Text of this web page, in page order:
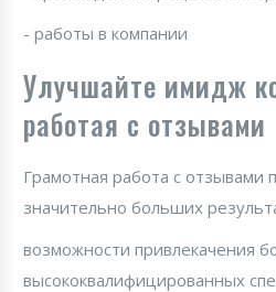
- работы в компании
Улучшайте имидж
работая с отзывами
Грамотная работа с отзывами
значительно больших
возможности привлекачения
высококвалифицированных